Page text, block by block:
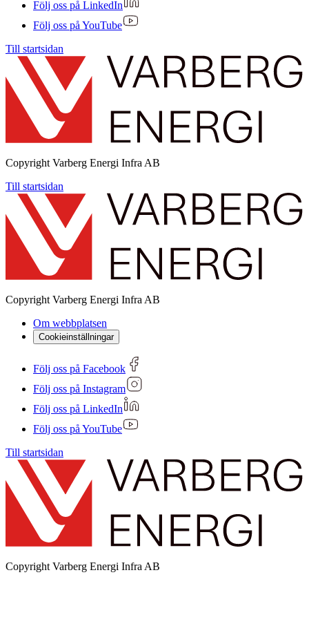
Följ oss på LinkedIn
Följ oss på YouTube
Till startsidan
Copyright Varberg Energi Infra AB
Till startsidan
Copyright Varberg Energi Infra AB
Om webbplatsen
Cookieinställningar
Följ oss på Facebook
Följ oss på Instagram
Följ oss på LinkedIn
Följ oss på YouTube
Till startsidan
Copyright Varberg Energi Infra AB